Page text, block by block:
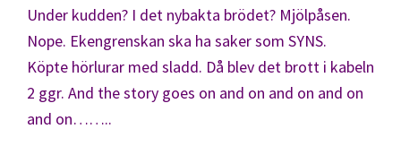
Under kudden? I det nybakta brödet? Mjölpåsen.
Nope. Ekengrenskan ska ha saker som SYNS.
Köpte hörlurar med sladd. Då blev det brott i kabeln
2 ggr. And the story goes on and on and on and on
and on……..